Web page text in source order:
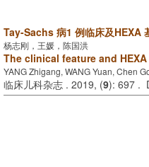
Tay-Sachs 病1 例临床及HEXA
杨志刚，王媛，陈国洪
The clinical feature and
YANG Zhigang, WANG Yuan, Chen
临床儿科杂志 . 2019, (9): 697 .